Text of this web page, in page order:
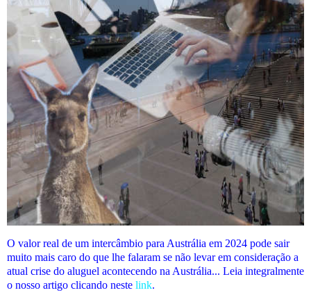
O valor real de um intercâmbio para Austrália em 2024 pode sair
muito mais caro do que lhe falaram se não levar em consideração a
atual crise do aluguel acontecendo na Austrália... Leia integralmente
o nosso artigo clicando neste link.